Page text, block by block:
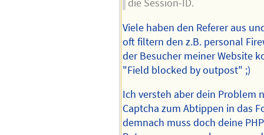
die Session-ID.
Viele haben den Referer aus
oft filtern den z.B. personal
der Besucher meiner Website
"Field blocked by outpost" ;)
Ich versteh aber dein Problem
Captcha zum Abtippen in das
demnach muss doch deine